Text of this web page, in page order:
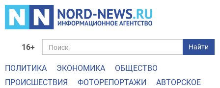
16+ Найти
ПОЛИТИКА ЭКОНОМИКА
ОБЩЕСТВО
ПРОИСШЕСТВИЯ
ФОТОРЕПОРТАЖИ АВТОРСКОЕ